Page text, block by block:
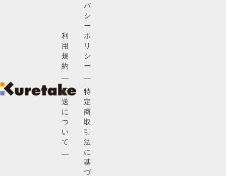
利
用
規
約
配
送
に
つ
い
て
バ
シ
ー
ポ
リ
シ
ー
特
定
商
取
引
法
に
基
づ